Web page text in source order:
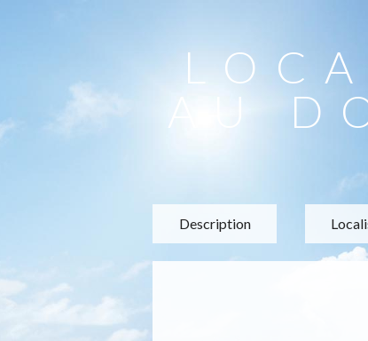
AU
Description